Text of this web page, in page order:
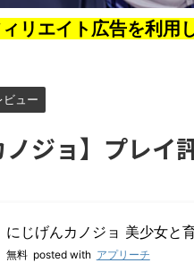
リエイト広告を利用
ビュー
ノジョ】プレイ
にじげんカノジョ 美少女と
無料 posted with アプリーチ